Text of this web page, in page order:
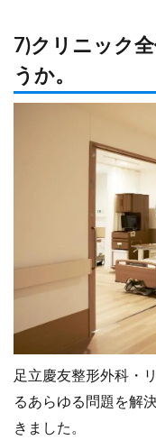
7)クリニック
うか。
足立慶友整形外科・
るあらゆる問題を解
きました。